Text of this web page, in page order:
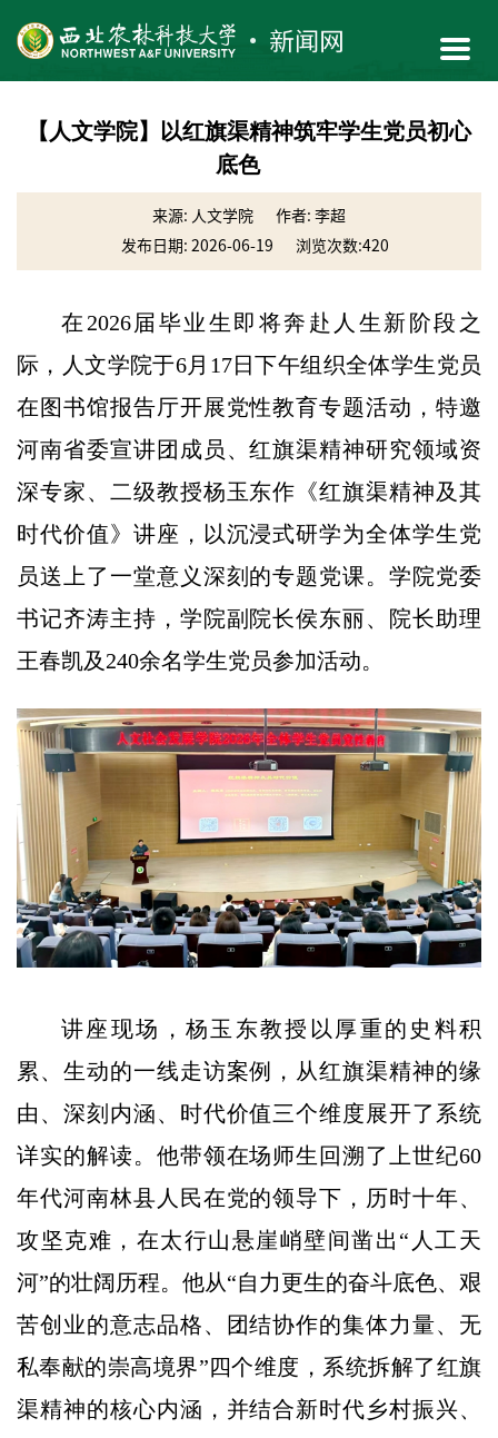
【人文学院】以红旗渠精神筑牢学生党员初心
底色
来源: 人文学院
作者: 李超
发布日期: 2026-06-19
浏览次数:420
在2026届毕业生即将奔赴人生新阶段之
际，人文学院于6月17日下午组织全体学生党员
在图书馆报告厅开展党性教育专题活动，特邀
河南省委宣讲团成员、红旗渠精神研究领域资
深专家、二级教授杨玉东作《红旗渠精神及其
时代价值》讲座，以沉浸式研学为全体学生党
员送上了一堂意义深刻的专题党课。学院党委
书记齐涛主持，学院副院长侯东丽、院长助理
王春凯及240余名学生党员参加活动。
讲座现场，杨玉东教授以厚重的史料积
累、生动的一线走访案例，从红旗渠精神的缘
由、深刻内涵、时代价值三个维度展开了系统
详实的解读。他带领在场师生回溯了上世纪60
年代河南林县人民在党的领导下，历时十年、
攻坚克难，在太行山悬崖峭壁间凿出“人工天
河”的壮阔历程。他从“自力更生的奋斗底色、艰
苦创业的意志品格、团结协作的集体力量、无
私奉献的崇高境界”四个维度，系统拆解了红旗
渠精神的核心内涵，并结合新时代乡村振兴、